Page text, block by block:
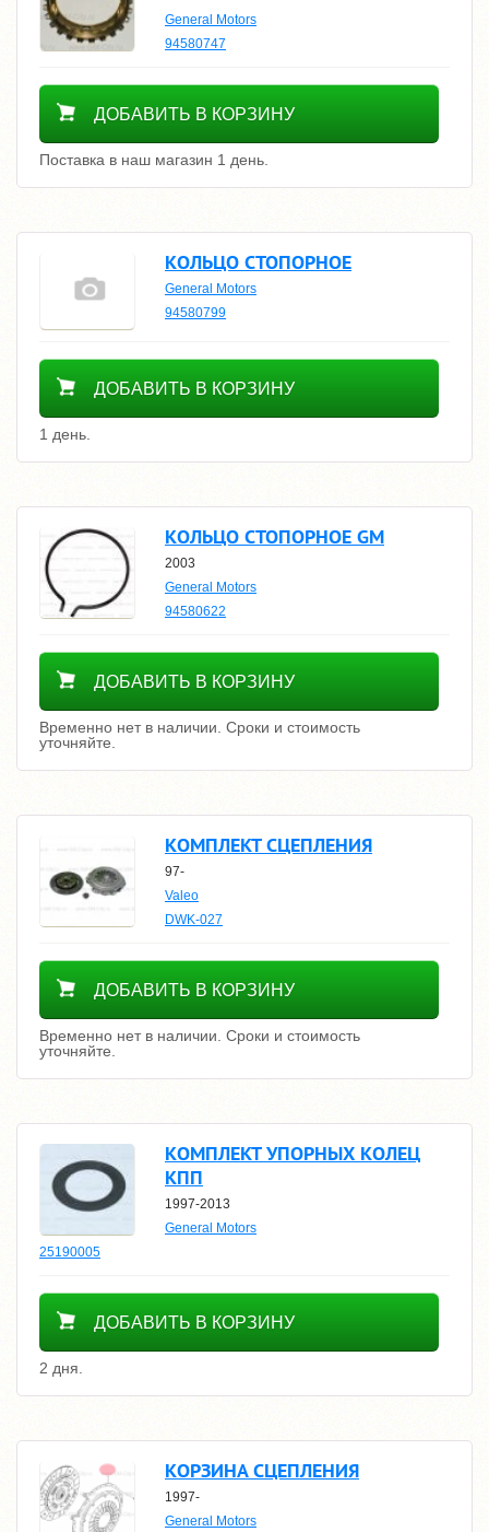
General Motors
94580747
1000
ДОБАВИТЬ В КОРЗИНУ
Поставка в наш магазин 1 день.
КОЛЬЦО СТОПОРНОЕ
General Motors
94580799
100
ДОБАВИТЬ В КОРЗИНУ
1 день.
КОЛЬЦО СТОПОРНОЕ GM
2003
General Motors
94580622
Уточнить цену
ДОБАВИТЬ В КОРЗИНУ
Временно нет в наличии. Сроки и стоимость
уточняйте.
КОМПЛЕКТ СЦЕПЛЕНИЯ
97-
Valeo
DWK-027
Уточнить цену
ДОБАВИТЬ В КОРЗИНУ
Временно нет в наличии. Сроки и стоимость
уточняйте.
КОМПЛЕКТ УПОРНЫХ КОЛЕЦ
КПП
1997-2013
General Motors
25190005
200
ДОБАВИТЬ В КОРЗИНУ
2 дня.
КОРЗИНА СЦЕПЛЕНИЯ
1997-
General Motors